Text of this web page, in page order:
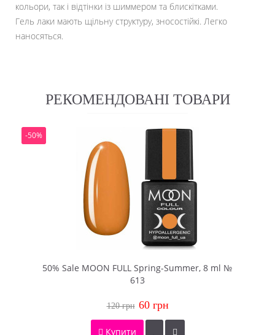
кольори, так і відтінки із шиммером та блискітками.
Гель лаки мають щільну структуру, зносостійкі. Легко
наносяться.
РЕКОМЕНДОВАНІ ТОВАРИ
-50%
50% Sale MOON FULL Spring-Summer, 8 ml №
613
120 грн 60 грн
Купити